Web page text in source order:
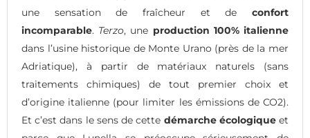
une sensation de fraîcheur et de confort
incomparable. Terzo, une production 100% italienne
dans l’usine historique de Monte Urano (près de la mer
Adriatique), à partir de matériaux naturels (sans
traitements chimiques) de tout premier choix et
d’origine italienne (pour limiter les émissions de CO2).
Et c’est dans le sens de cette démarche écologiqueet